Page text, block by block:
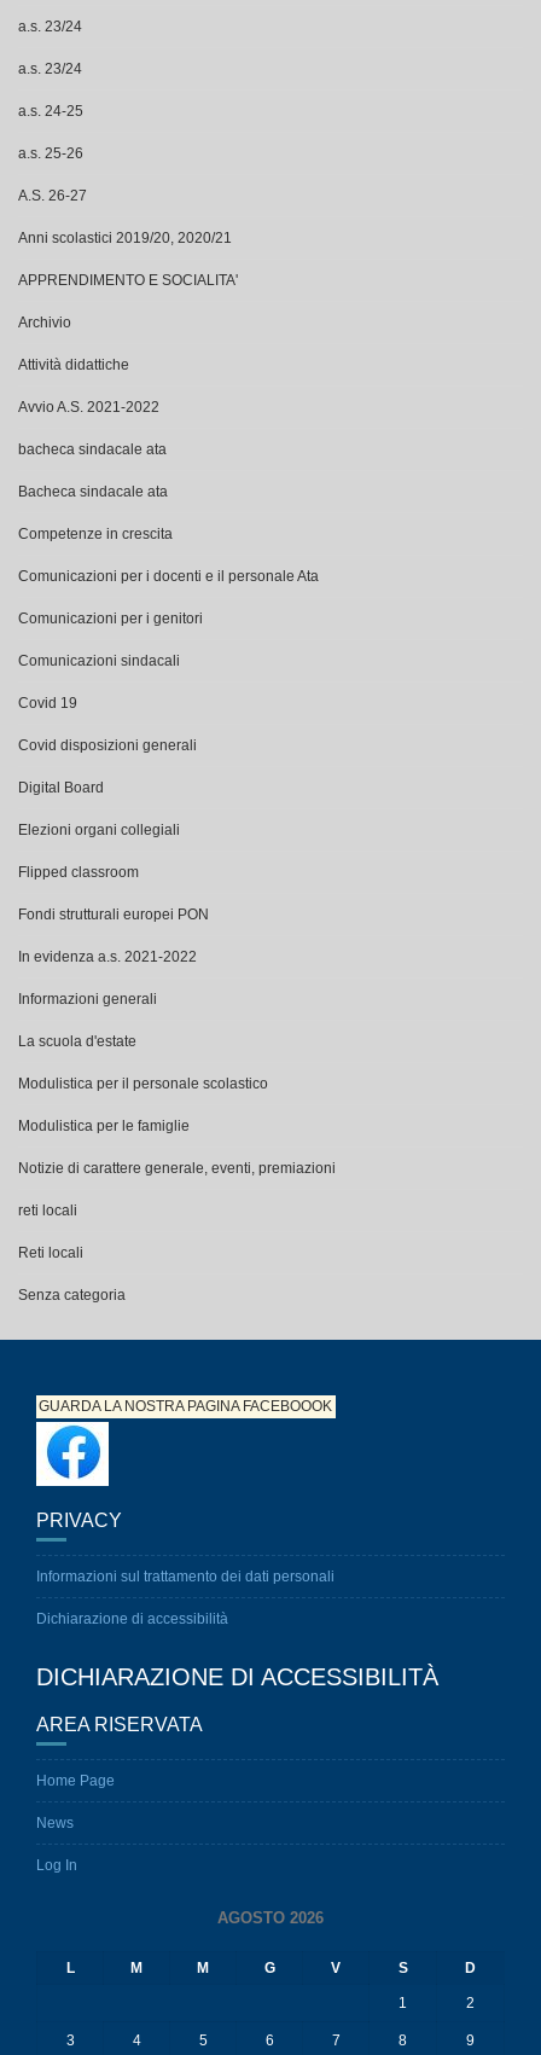
a.s. 23/24
a.s. 23/24
a.s. 24-25
a.s. 25-26
A.S. 26-27
Anni scolastici 2019/20, 2020/21
APPRENDIMENTO E SOCIALITA'
Archivio
Attività didattiche
Avvio A.S. 2021-2022
bacheca sindacale ata
Bacheca sindacale ata
Competenze in crescita
Comunicazioni per i docenti e il personale Ata
Comunicazioni per i genitori
Comunicazioni sindacali
Covid 19
Covid disposizioni generali
Digital Board
Elezioni organi collegiali
Flipped classroom
Fondi strutturali europei PON
In evidenza a.s. 2021-2022
Informazioni generali
La scuola d'estate
Modulistica per il personale scolastico
Modulistica per le famiglie
Notizie di carattere generale, eventi, premiazioni
reti locali
Reti locali
Senza categoria
GUARDA LA NOSTRA PAGINAFACEBOOOK
PRIVACY
Informazioni sul trattamento dei dati personali
Dichiarazione di accessibilità
DICHIARAZIONE DI ACCESSIBILITÀ
AREA RISERVATA
Home Page
News
Log In
AGOSTO 2026
L M M G V S D
1 2
3 4 5 6 7 8 9